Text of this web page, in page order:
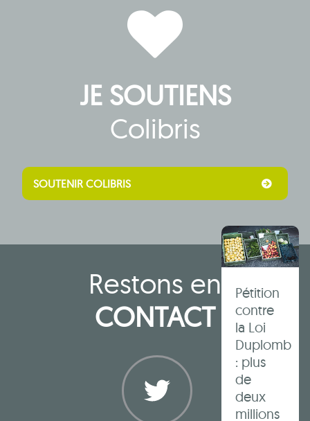
et en
liens !
Pétition
contre
la Loi
Duplomb
: plus
de
deux
millions
JE SOUTIENS
Colibris
SOUTENIR COLIBRIS
Restons en
CONTACT